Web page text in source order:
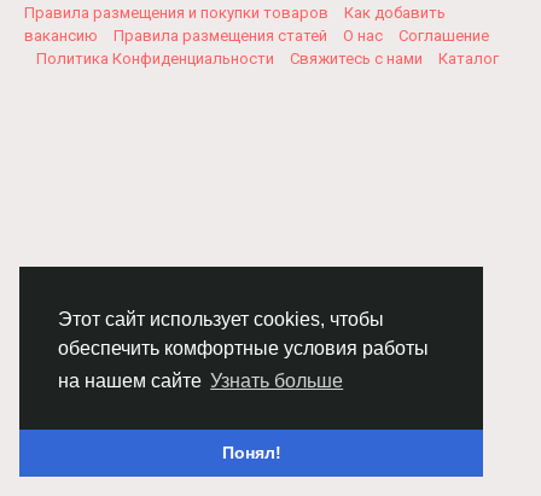
Этот сайт использует cookies, чтобы
обеспечить комфортные условия работы
на нашем сайте Узнать больше
Понял!
Правила размещения и покупки товаров
Как добавить
вакансию
Правила размещения статей О нас
Соглашение
Политика Конфиденциальности
Свяжитесь с нами Каталог